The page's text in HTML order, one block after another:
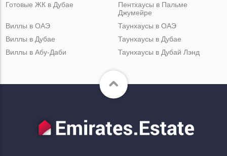
Готовые ЖК в Дубае
Пентхаусы в Пальме
Джумейре
Виллы в ОАЭ
Виллы в Дубае
Виллы в Абу-Даби
Таунхаусы в ОАЭ
Таунхаусы в Дубае
Таунхаусы в Дубай Лэнд